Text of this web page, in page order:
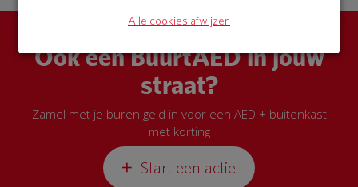
Ook een BuurtAED in jouw
straat?
Zamel met je buren geld in voor een AED + buitenkast
met korting
Start een actie
Alle cookies afwijzen